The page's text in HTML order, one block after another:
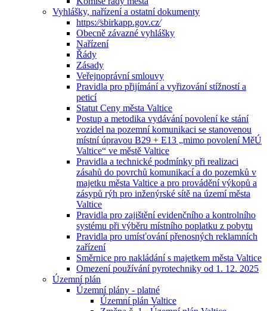
Vyhlášky, nařízení a ostatní dokumenty
https:⁄⁄sbirkapp.gov.cz⁄
Obecně závazné vyhlášky
Nařízení
Řády
Zásady
Veřejnoprávní smlouvy
Pravidla pro přijímání a vyřizování stížností a
peticí
Statut Ceny města Valtice
Postup a metodika vydávání povolení ke stání
vozidel na pozemní komunikaci se stanovenou
místní úpravou B29 + E13 „mimo povolení MěÚ
Valtice“ ve městě Valtice
Pravidla a technické podmínky při realizaci
zásahů do povrchů komunikací a do pozemků v
majetku města Valtice a pro provádění výkopů a
zásypů rýh pro inženýrské sítě na území města
Valtice
Pravidla pro zajištění evidenčního a kontrolního
systému při výběru místního poplatku z pobytu
Pravidla pro umísťování přenosných reklamních
zařízení
Směrnice pro nakládání s majetkem města Valtice
Omezení používání pyrotechniky od 1. 12. 2025
Územní plán
Územní plány - platné
Územní plán Valtice